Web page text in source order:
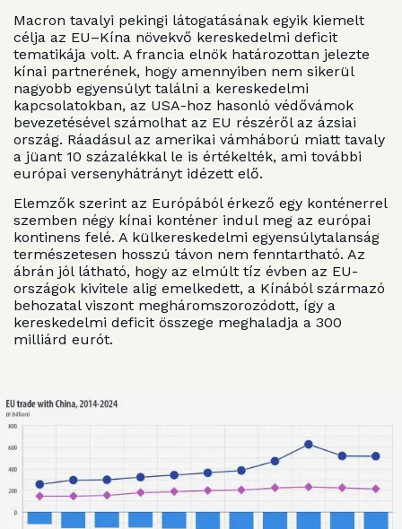
Macron tavalyi pekingi látogatásának egyik kiemelt
célja az EU–Kína növekvő kereskedelmi deficit
tematikája volt. A francia elnök határozottan jelezte
kínai partnerének, hogy amennyiben nem sikerül
nagyobb egyensúlyt találni a kereskedelmi
kapcsolatokban, az USA-hoz hasonló védővámok
bevezetésével számolhat az EU részéről az ázsiai
ország. Ráadásul az amerikai vámháború miatt tavaly
a jüant 10 százalékkal le is értékelték, ami további
európai versenyhátrányt idézett elő.
Elemzők szerint az Európából érkező egy konténerrel
szemben négy kínai konténer indul meg az európai
kontinens felé. A külkereskedelmi egyensúlytalanság
természetesen hosszú távon nem fenntartható. Az
ábrán jól látható, hogy az elmúlt tíz évben az EU-
országok kivitele alig emelkedett, a Kínából származó
behozatal viszont megháromszorozódott, így a
kereskedelmi deficit összege meghaladja a 300
milliárd eurót.